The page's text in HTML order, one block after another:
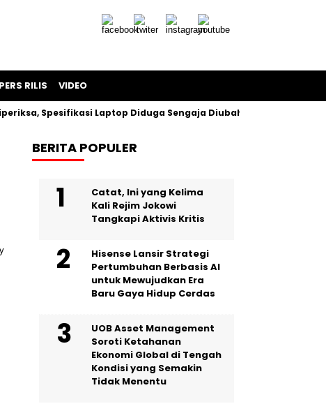
PERS RILIS VIDEO
Spesifikasi Laptop Diduga Sengaja Diubah Paksa
BERITA POPULER
Catat, Ini yang Kelima
Kali Rejim Jokowi
Tangkapi Aktivis Kritis
Hisense Lansir Strategi
Pertumbuhan Berbasis AI
untuk Mewujudkan Era
Baru Gaya Hidup Cerdas
UOB Asset Management
Soroti Ketahanan
Ekonomi Global di Tengah
Kondisi yang Semakin
Tidak Menentu